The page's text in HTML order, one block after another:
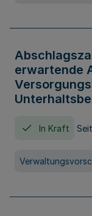
erwartende
In Kraft